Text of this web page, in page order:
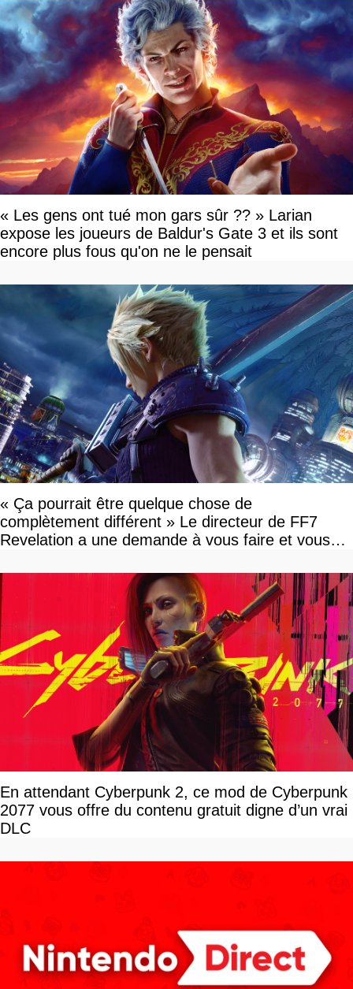
« Les gens ont tué mon gars sûr ?? » Larian
expose les joueurs de Baldur's Gate 3 et ils sont
encore plus fous qu'on ne le pensait
« Ça pourrait être quelque chose de
complètement différent » Le directeur de FF7
Revelation a une demande à vous faire et vous
En attendant Cyberpunk 2, ce mod de Cyberpunk
2077 vous offre du contenu gratuit digne d’un vrai
DLC